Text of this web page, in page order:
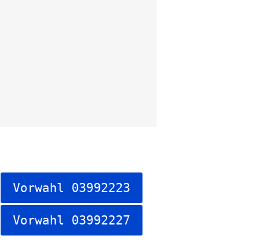
Vorwahl 03992223
Vorwahl 03992227